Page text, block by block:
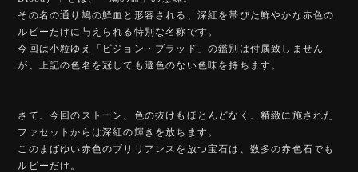
その名の通り鳩の鮮血と形容される、深紅を帯びた鮮やかな赤色の
ルビーだけに与えられる特別な名称です。
今回は小粒ゆえ「ピジョン・ブラッド」の鑑別は付属致しません
が、上記の色名を冠しても遜色のない色味を持ちます。
さて、今回のストーン、色の抜けもほとんどなく、精緻に施された
ファセットからは深紅の輝きを放ちます。
このまばゆい赤色のブリリアンスを放つ宝石は、数多の赤色石でも
ルビーだけ。